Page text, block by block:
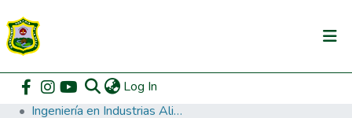
Log In
Communities & Collections
Home Pregrado
Ingeniería en Industrias Alimentarias